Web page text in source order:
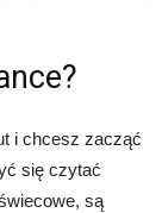
i chcesz zacząć
się czytać
są